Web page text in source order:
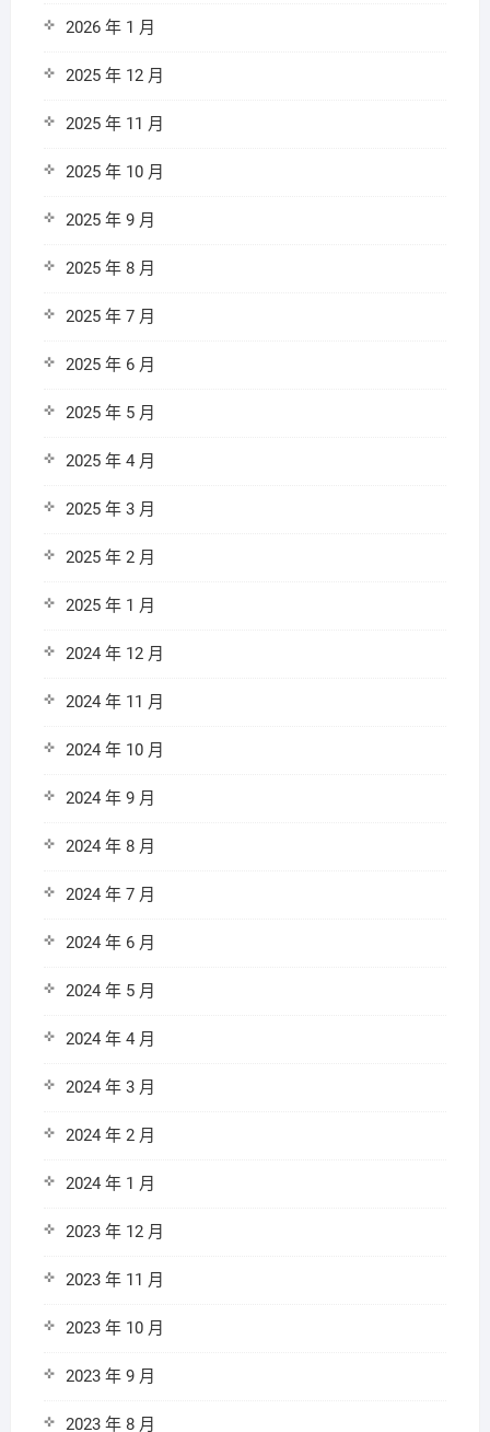
2026 年 1 月
2025 年 12 月
2025 年 11 月
2025 年 10 月
2025 年 9 月
2025 年 8 月
2025 年 7 月
2025 年 6 月
2025 年 5 月
2025 年 4 月
2025 年 3 月
2025 年 2 月
2025 年 1 月
2024 年 12 月
2024 年 11 月
2024 年 10 月
2024 年 9 月
2024 年 8 月
2024 年 7 月
2024 年 6 月
2024 年 5 月
2024 年 4 月
2024 年 3 月
2024 年 2 月
2024 年 1 月
2023 年 12 月
2023 年 11 月
2023 年 10 月
2023 年 9 月
2023 年 8 月